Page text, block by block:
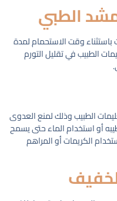
الطبي
وقت الاستحمام لمدة
حسب تعليمات الطبيب في تقليل التورم
الطبيب وذلك لمنع العدوى
أو استخدام الماء حتى يسمح
الكريمات أو المراهم